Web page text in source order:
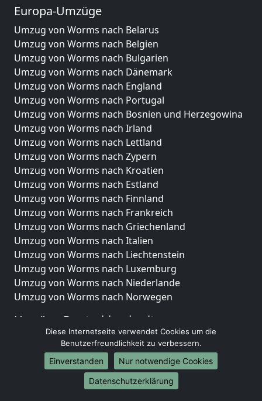
Europa-Umzüge
Umzug von Worms nach Belarus
Umzug von Worms nach Belgien
Umzug von Worms nach Bulgarien
Umzug von Worms nach Dänemark
Umzug von Worms nach England
Umzug von Worms nach Portugal
Umzug von Worms nach Bosnien und Herzegowina
Umzug von Worms nach Irland
Umzug von Worms nach Lettland
Umzug von Worms nach Zypern
Umzug von Worms nach Kroatien
Umzug von Worms nach Estland
Umzug von Worms nach Finnland
Umzug von Worms nach Frankreich
Umzug von Worms nach Griechenland
Umzug von Worms nach Italien
Umzug von Worms nach Liechtenstein
Umzug von Worms nach Luxemburg
Umzug von Worms nach Niederlande
Umzug von Worms nach Norwegen
Umzüge-Deutschlandweit
Umzug von Worms nach Berlin
Umzug von Worms nach Hamburg
Umzug von Worms nach München
Umzug von Worms nach Köln
Diese Internetseite verwendet Cookies um die
Benutzerfreundlichkeit zu verbessern.
Einverstanden
Nur notwendige Cookies
Datenschutzerklärung